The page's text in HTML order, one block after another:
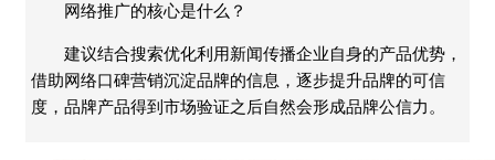
网络推广的核心是什么？
建议结合搜索优化利用新闻传播企业自身的产品优势，
借助网络口碑营销沉淀品牌的信息，逐步提升品牌的可信
度，品牌产品得到市场验证之后自然会形成品牌公信力。